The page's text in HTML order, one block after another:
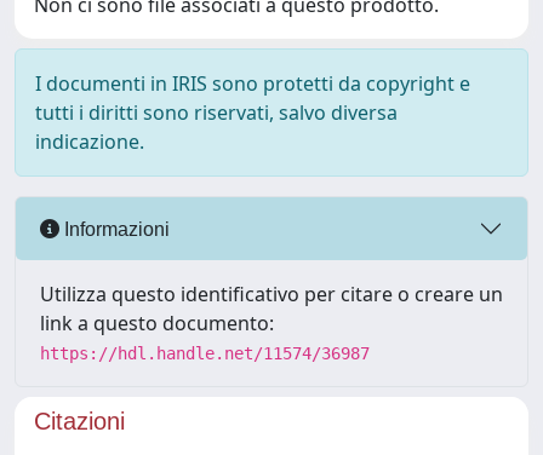
I documenti in IRIS sono protetti da copyright e
tutti i diritti sono riservati, salvo diversa
indicazione.
Informazioni
Utilizza questo identificativo per citare o creare un
link a questo documento:
https://hdl.handle.net/11574/36987
Citazioni